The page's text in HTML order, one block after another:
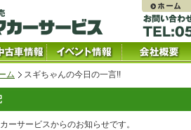
ム スギちゃんの今日の一言!!
ーサービスからのお知らせです。